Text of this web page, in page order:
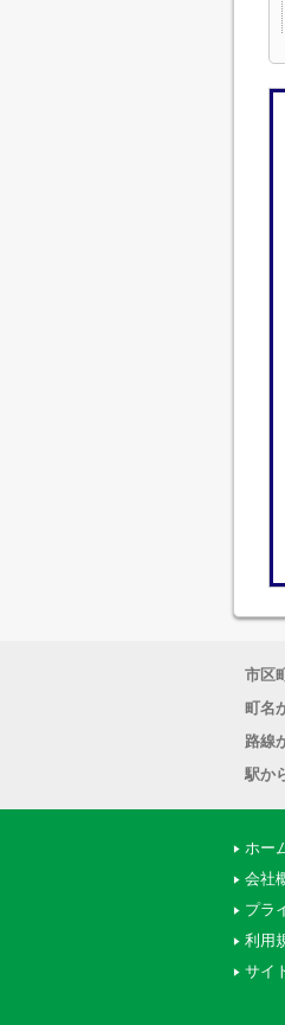
市区
町名
路線
駅か
ホー
会社
プラ
利用
サイ